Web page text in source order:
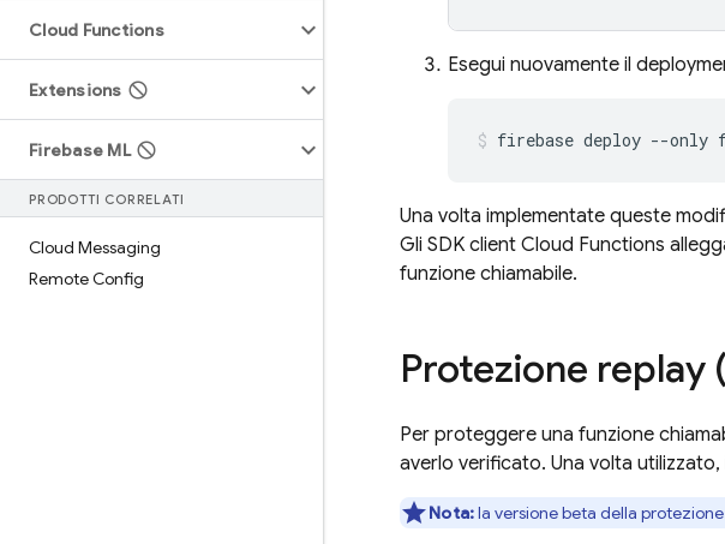
Cloud Functions
Extensions
Firebase ML
PRODOTTI CORRELATI
Cloud Messaging
Remote Config
Esegui nuovamente il
Una volta implementate queste
Gli SDK client Cloud Functions
funzione chiamabile.
Protezione replay
Per proteggere una funzione
averlo verificato. Una volta
Nota:la versione beta della